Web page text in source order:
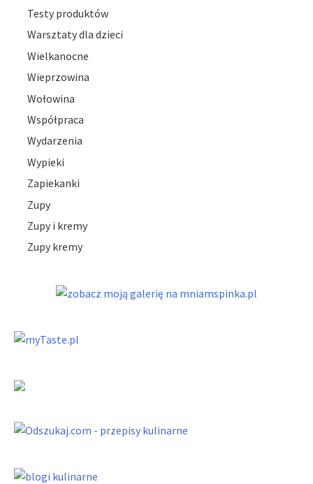
Testy produktów
Warsztaty dla dzieci
Wielkanocne
Wieprzowina
Wołowina
Współpraca
Wydarzenia
Wypieki
Zapiekanki
Zupy
Zupy i kremy
Zupy kremy